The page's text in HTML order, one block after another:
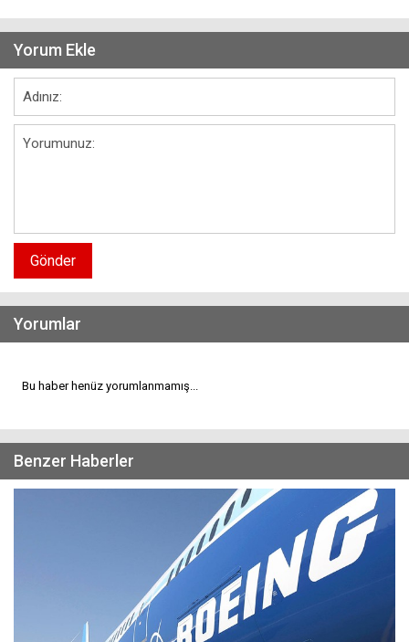
Yorum Ekle
Gönder
Yorumlar
Bu haber henüz yorumlanmamış...
Benzer Haberler